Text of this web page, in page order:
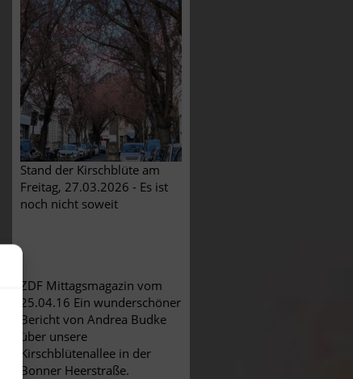
Stand der Kirschblüte am
Freitag, 27.03.2026 - Es ist
noch nicht soweit
ZDF Mittagsmagazin vom
25.04.16 Ein wunderschöner
Bericht von Andrea Budke
über unsere
Kirschblütenallee in der
Bonner Heerstraße.